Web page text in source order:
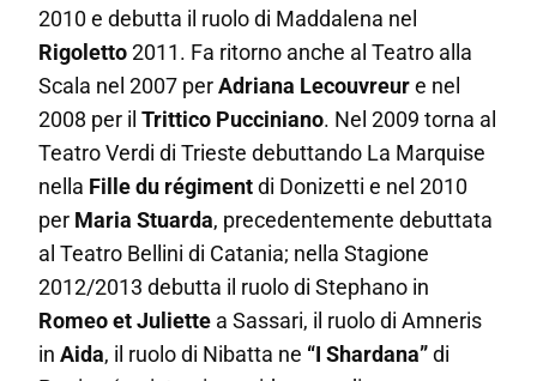
2010 e debutta il ruolo di Maddalena nel
Rigoletto2011. Fa ritorno anche al Teatro alla
Scala nel 2007 perAdriana Lecouvreure nel
2008 per il Trittico Pucciniano. Nel 2009 torna al
Teatro Verdi di Trieste debuttando La Marquise
nella Fille du régimentdi Donizetti e nel 2010
per Maria Stuarda, precedentemente debuttata
al Teatro Bellini di Catania; nella Stagione
2012/2013 debutta il ruolo di Stephano in
Romeo et Juliette a Sassari, il ruolo di Amneris
in Aida, il ruolo di Nibatta ne “I Shardana”di